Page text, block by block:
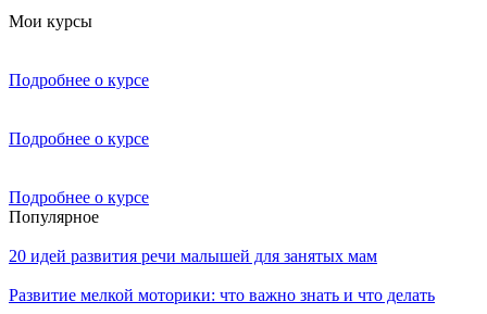
Мои курсы
Подробнее о курсе
Подробнее о курсе
Подробнее о курсе
Популярное
20 идей развития речи малышей для занятых мам
Развитие мелкой моторики: что важно знать и что делать